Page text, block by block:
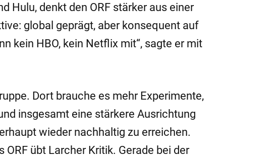
Hulu, denkt den ORF stärker aus einer
global geprägt, aber konsequent auf
kein HBO, kein Netflix mit“, sagte er mit
Dort brauche es mehr Experimente,
insgesamt eine stärkere Ausrichtung
wieder nachhaltig zu erreichen.
übt Larcher Kritik. Gerade bei der